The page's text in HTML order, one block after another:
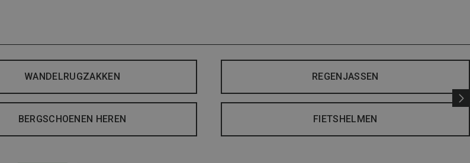
WANDELRUGZAKKEN REGENJASSEN
BERGSCHOENEN HEREN FIETSHELMEN